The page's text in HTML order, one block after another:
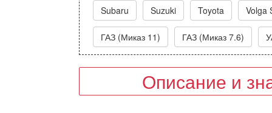
Subaru Suzuki Toyota Volga
ГАЗ (Миказ 11) ГАЗ (Миказ 7.6)
Описание и